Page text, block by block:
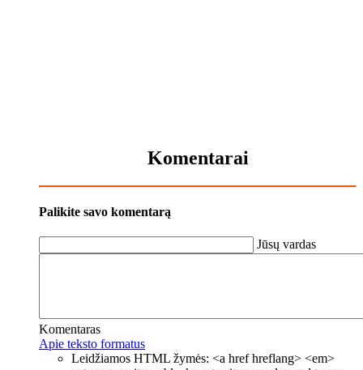
Komentarai
Palikite savo komentarą
Jūsų vardas
Komentaras
Apie teksto formatus
Leidžiamos HTML žymės: <a href hreflang> <em>